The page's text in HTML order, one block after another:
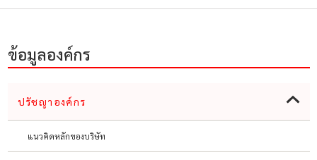
ข้อมูลองค์กร
ปรัชญาองค์กร
แนวคิดหลักของบริษัท